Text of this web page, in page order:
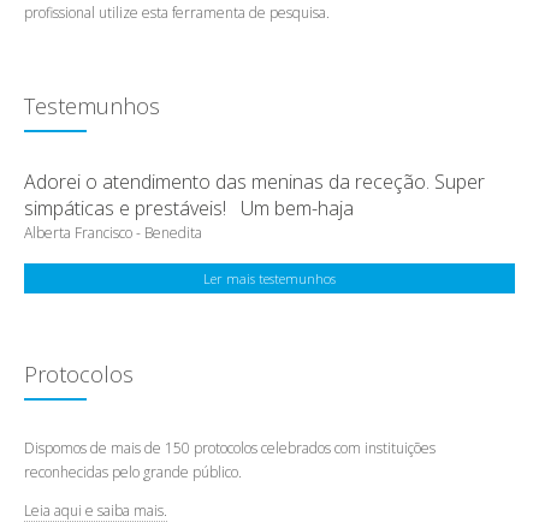
profissional utilize esta ferramenta de pesquisa.
Testemunhos
Adorei o atendimento das meninas da receção. Super
simpáticas e prestáveis! Um bem-haja
Alberta Francisco - Benedita
Ler mais testemunhos
Protocolos
Dispomos de mais de 150 protocolos celebrados com instituições
reconhecidas pelo grande público.
Leia aqui e saiba mais.